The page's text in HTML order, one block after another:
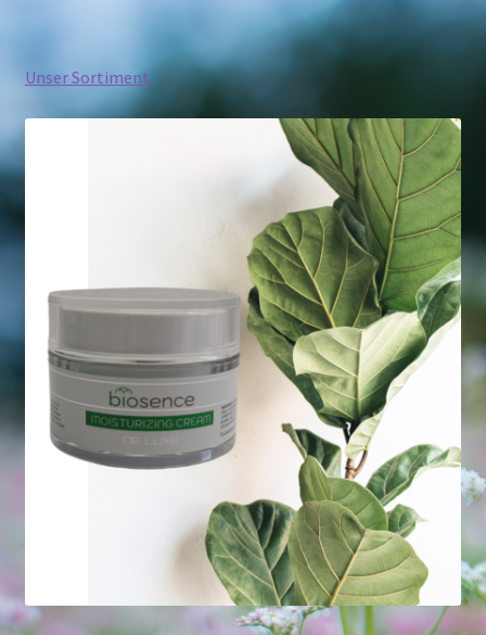
Unser Sortiment